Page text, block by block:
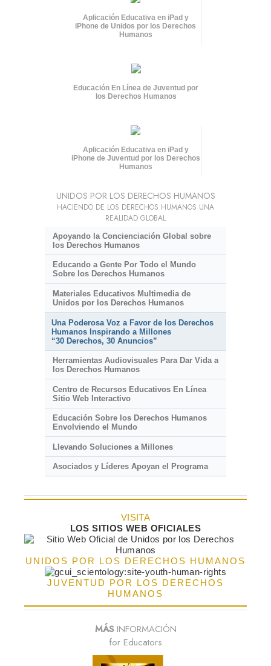
Aplicación Educativa en iPad y
iPhone de Unidos por los Derechos
Humanos
Educación En Línea de Juventud por
los Derechos Humanos
Aplicación Educativa en iPad y
iPhone de Juventud por los Derechos
Humanos
UNIDOS POR LOS DERECHOS HUMANOS
HACIENDO DE LOS DERECHOS HUMANOS UNA
REALIDAD GLOBAL
Apoyando la Concienciación Global sobre
los Derechos Humanos
Educando a Gente Por Todo el Mundo
Sobre los Derechos Humanos
Materiales Educativos Multimedia de
Unidos por los Derechos Humanos
Una Poderosa Voz a Favor de los Derechos
Humanos Inspirando a Millones
“30 Derechos, 30 Anuncios”
Herramientas Audiovisuales Para Dar Vida a
los Derechos Humanos
Centro de Recursos Educativos En Línea
Sitio Web Interactivo
Educación Sobre los Derechos Humanos
Envolviendo el Mundo
Llevando Soluciones a Millones
Asociados y Líderes Apoyan el Programa
VISITA
LOS SITIOS WEB OFICIALES
UNIDOS POR LOS DERECHOS HUMANOS
JUVENTUD POR LOS DERECHOS
HUMANOS
MÁSINFORMACIÓN
for Educators